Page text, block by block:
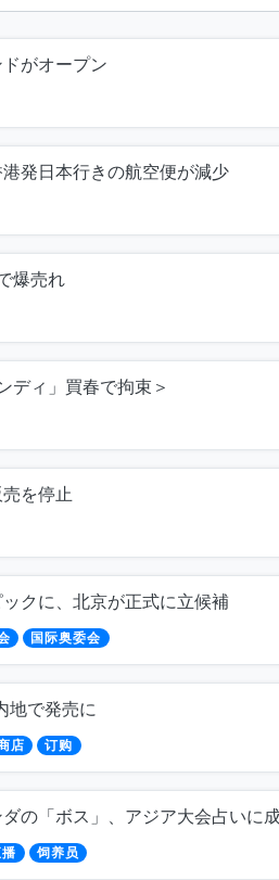
ドがオープン
発日本行きの航空便が減少
爆売れ
ディ」買春で拘束＞
を停止
クに、北京が正式に立候補
国际奥委会
地で発売に
店 订购
の「ボス」、アジア大会占いに
饲养员